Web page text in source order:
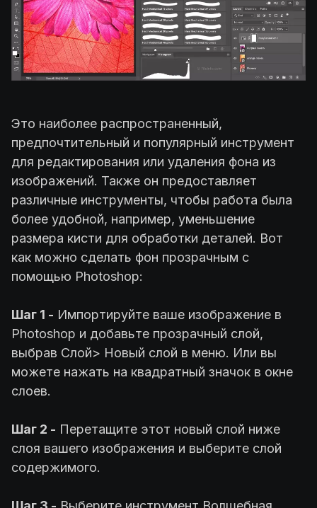
Это наиболее распространенный,
предпочтительный и популярный инструмент
для редактирования или удаления фона из
изображений. Также он предоставляет
различные инструменты, чтобы работа была
более удобной, например, уменьшение
размера кисти для обработки деталей. Вот
как можно сделать фон прозрачным с
помощью Photoshop:
Шаг 1 - Импортируйте ваше изображение в
Photoshop и добавьте прозрачный слой,
выбрав Слой> Новый слой в меню. Или вы
можете нажать на квадратный значок в окне
слоев.
Шаг 2 - Перетащите этот новый слой ниже
слоя вашего изображения и выберите слой
содержимого.